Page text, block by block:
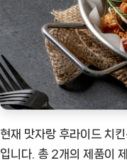
현재 맛자랑 후라이드 치
입니다. 총 2개의 제품이